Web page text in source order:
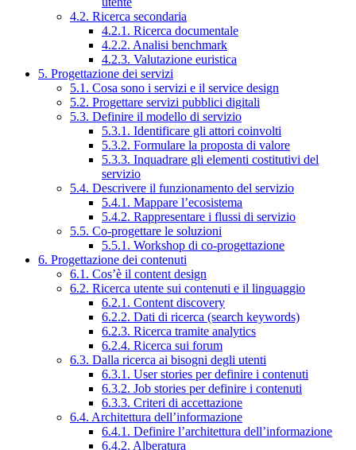
4.2. Ricerca secondaria
4.2.1. Ricerca documentale
4.2.2. Analisi benchmark
4.2.3. Valutazione euristica
5. Progettazione dei servizi
5.1. Cosa sono i servizi e il service design
5.2. Progettare servizi pubblici digitali
5.3. Definire il modello di servizio
5.3.1. Identificare gli attori coinvolti
5.3.2. Formulare la proposta di valore
5.3.3. Inquadrare gli elementi costitutivi del
servizio
5.4. Descrivere il funzionamento del servizio
5.4.1. Mappare l’ecosistema
5.4.2. Rappresentare i flussi di servizio
5.5. Co-progettare le soluzioni
5.5.1. Workshop di co-progettazione
6. Progettazione dei contenuti
6.1. Cos’è il content design
6.2. Ricerca utente sui contenuti e il linguaggio
6.2.1. Content discovery
6.2.2. Dati di ricerca (search keywords)
6.2.3. Ricerca tramite analytics
6.2.4. Ricerca sui forum
6.3. Dalla ricerca ai bisogni degli utenti
6.3.1. User stories per definire i contenuti
6.3.2. Job stories per definire i contenuti
6.3.3. Criteri di accettazione
6.4. Architettura dell’informazione
6.4.1. Definire l’architettura dell’informazione
6.4.2. Alberatura